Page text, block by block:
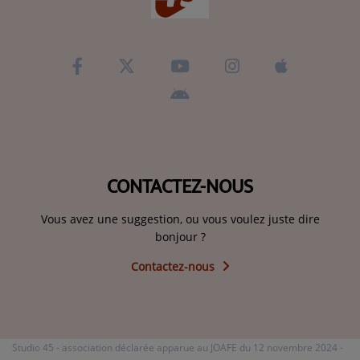
CONTACTEZ-NOUS
Vous avez une suggestion, ou vous voulez juste dire
bonjour ?
Contactez-nous
Studio 45 - association déclarée apparue au JOAFE du 12 novembre 2024 -